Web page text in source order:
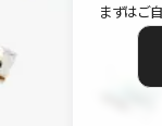
まずはご